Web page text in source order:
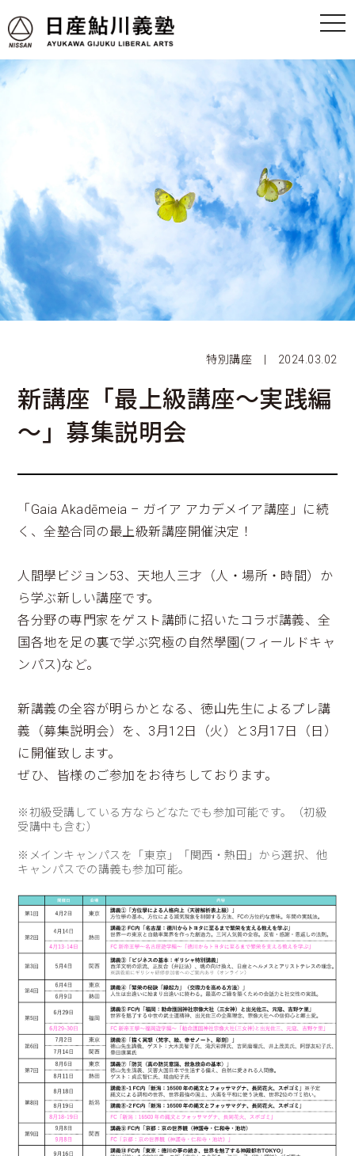
特別講座 | 2024.03.02
新講座「最上級講座～実践編
～」募集説明会
「Gaia Akadēmeia – ガイア アカデメイア講座」に続
く、全塾合同の最上級新講座開催決定！
人間學ビジョン53、天地人三才（人・場所・時間）か
ら学ぶ新しい講座です。
各分野の専門家をゲスト講師に招いたコラボ講義、全
国各地を足の裏で学ぶ究極の自然學園(フィールドキャ
ンパス)など。
新講義の全容が明らかとなる、徳山先生によるプレ講
義（募集説明会）を、3月12日（火）と3月17日（日）
に開催致します。
ぜひ、皆様のご参加をお待ちしております。
※初級受講している方ならどなたでも参加可能です。（初級
受講中も含む）
※メインキャンパスを「東京」「関西・熱田」から選択、他
キャンパスでの講義も参加可能。